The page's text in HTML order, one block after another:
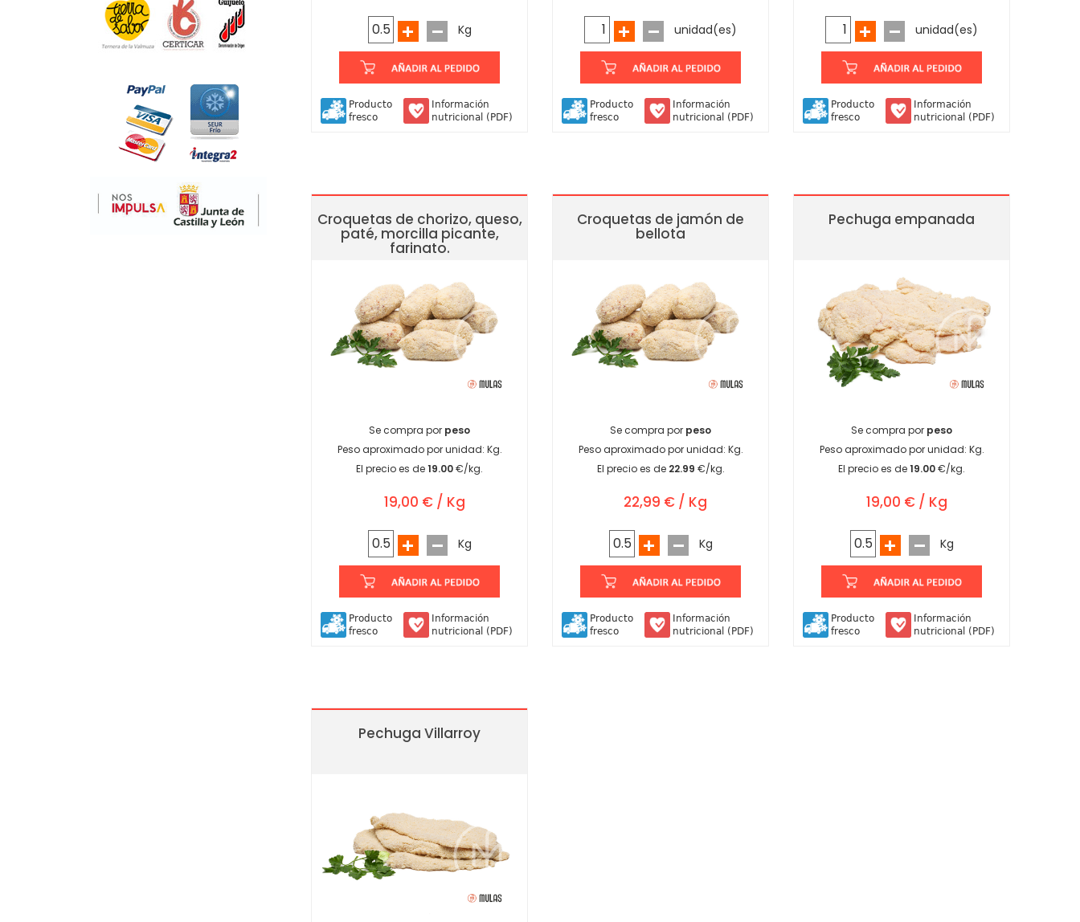
Kg
Producto
fresco
Información
nutricional (PDF)
unidad(es)
Producto
fresco
Información
nutricional (PDF)
unidad(es)
Producto
fresco
Información
nutricional (PDF)
Croquetas de chorizo, queso,
paté, morcilla picante,
farinato.
Se compra por peso
Peso aproximado por unidad: Kg.
El precio es de19.00€/kg.
19,00 € / Kg
Kg
Producto
fresco
Información
nutricional (PDF)
Croquetas de jamón de
bellota
Se compra por peso
Peso aproximado por unidad: Kg.
El precio es de 22.99 €/kg.
22,99 € / Kg
Kg
Producto
fresco
Información
nutricional (PDF)
Pechuga empanada
Se compra por peso
Peso aproximado por unidad: Kg.
El precio es de19.00€/kg.
19,00 € / Kg
Kg
Producto
fresco
Información
nutricional (PDF)
Pechuga Villarroy